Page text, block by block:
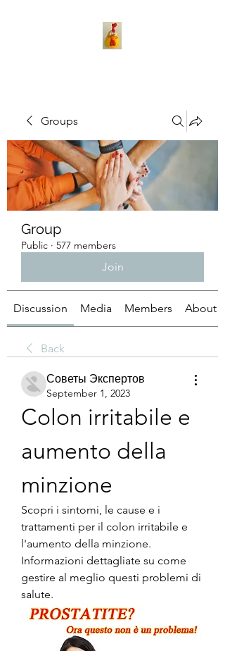
Groups
Group
Public · 577 members
Join
Discussion Media Members About
Back
Советы Экспертов
September 1, 2023
Colon irritabile e
aumento della
minzione
Scopri i sintomi, le cause e i
trattamenti per il colon irritabile e
l'aumento della minzione.
Informazioni dettagliate su come
gestire al meglio questi problemi di
salute.